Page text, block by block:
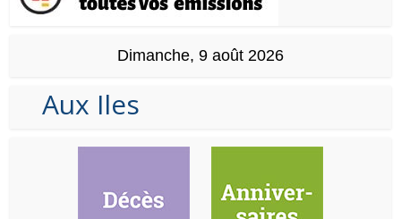
Dimanche, 9 août 2026
Aux Iles